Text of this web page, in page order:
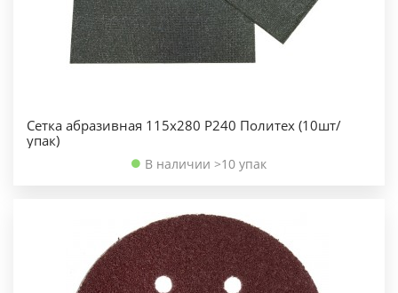
Сетка абразивная 115х280 Р240 Политех (10шт/
упак)
В наличии >10 упак